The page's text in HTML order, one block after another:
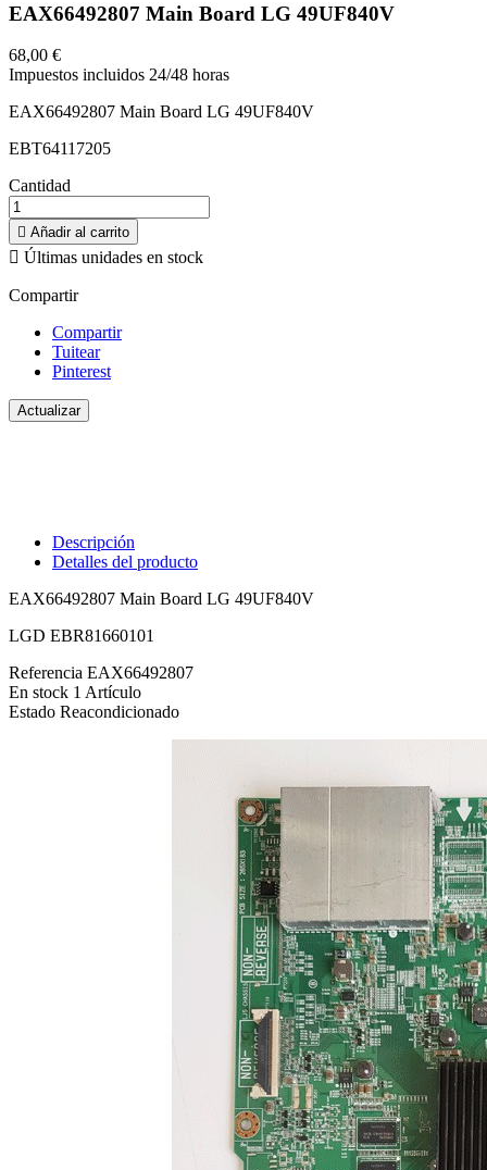
EAX66492807 Main Board LG 49UF840V
68,00 €
Impuestos incluidos 24/48 horas
EAX66492807 Main Board LG 49UF840V
EBT64117205
Cantidad
 Añadir al carrito
 Últimas unidades en stock
Compartir
Compartir
Tuitear
Pinterest
Descripción
Detalles del producto
EAX66492807 Main Board LG 49UF840V
LGD EBR81660101
Referencia EAX66492807
En stock 1 Artículo
Estado Reacondicionado